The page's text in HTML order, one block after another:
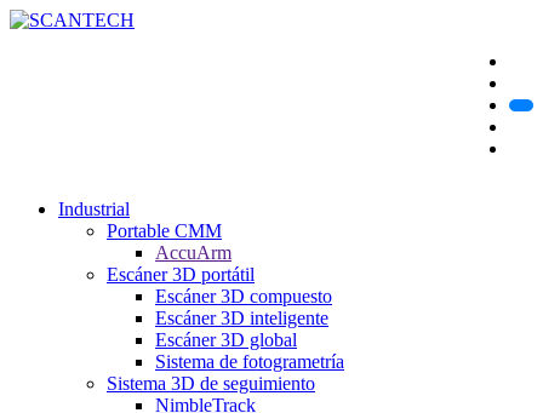
Industrial
Portable CMM
AccuArm
Escáner 3D portátil
Escáner 3D compuesto
Escáner 3D inteligente
Escáner 3D global
Sistema de fotogrametría
Sistema 3D de seguimiento
NimbleTrack